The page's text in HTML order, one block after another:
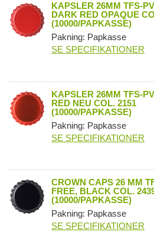
KAPSLER 26MM TFS-
DARK RED OPAQUE
(10000/PAPKASSE)
Pakning: Papkasse
SE SPECIFIKATIONER
KAPSLER 26MM TFS-
RED NEU COL. 2151
(10000/PAPKASSE)
Pakning: Papkasse
SE SPECIFIKATIONER
CROWN CAPS 26 MM
FREE, BLACK COL.
(10000/PAPKASSE)
Pakning: Papkasse
SE SPECIFIKATIONER